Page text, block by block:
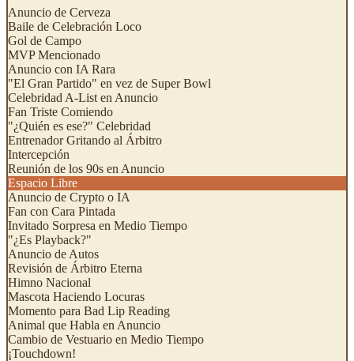
Anuncio de Cerveza
Baile de Celebración Loco
Gol de Campo
MVP Mencionado
Anuncio con IA Rara
"El Gran Partido" en vez de Super Bowl
Celebridad A-List en Anuncio
Fan Triste Comiendo
"¿Quién es ese?" Celebridad
Entrenador Gritando al Árbitro
Intercepción
Reunión de los 90s en Anuncio
Espacio Libre
Anuncio de Crypto o IA
Fan con Cara Pintada
Invitado Sorpresa en Medio Tiempo
"¿Es Playback?"
Anuncio de Autos
Revisión de Árbitro Eterna
Himno Nacional
Mascota Haciendo Locuras
Momento para Bad Lip Reading
Animal que Habla en Anuncio
Cambio de Vestuario en Medio Tiempo
¡Touchdown!